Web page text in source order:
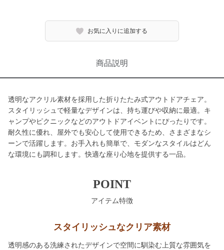
お気に入りに追加する
商品説明
透明なアクリル素材を採用した折りたたみ式アウトドアチェア。
スタイリッシュで軽量なデザインは、持ち運びや収納に最適。キ
ャンプやピクニックなどのアウトドアイベントにぴったりです。
耐久性に優れ、屋外でも安心して使用できるため、さまざまなシ
ーンで活躍します。お手入れも簡単で、モダンなスタイルはどん
な環境にも調和します。快適な座り心地を提供する一品。
POINT
アイテム特徴
スタイリッシュなクリア素材
透明感のある洗練されたデザインで空間に馴染む上質な雰囲気を